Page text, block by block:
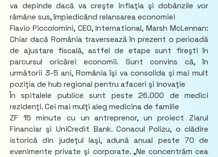
va depinde dacă va creşte inflaţia şi dobânzile vor
rămâne sus, împiedicând relansarea economiei
Flavio Piccolomini, CEO, International, Marsh McLennan:
Chiar dacă România traversează în prezent o perioadă
de ajustare fiscală, astfel de etape sunt fireşti în
parcursul oricărei economii. Sunt convins că, în
următorii 3-5 ani, România îşi va consolida şi mai mult
poziţia de hub regional pentru afaceri şi inovaţie
În spitalele publice sunt peste 26.000 de medici
rezidenţi. Cei mai mulţi aleg medicina de familie
ZF 15 minute cu un antreprenor, un proiect Ziarul
Financiar şi UniCredit Bank. Conacul Polizu, o clădire
istorică din judeţul Iaşi, adună anual peste 70 de
evenimente private şi corporate. „Ne concentrăm cea